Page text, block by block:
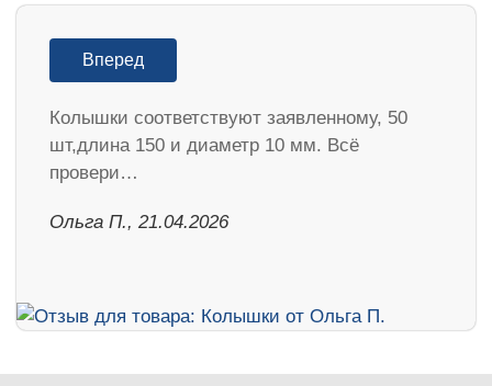
Вперед
Колышки соответствуют заявленному, 50
шт,длина 150 и диаметр 10 мм. Всё
провери…
Ольга П., 21.04.2026